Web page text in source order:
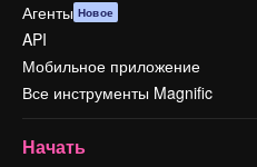
Агенты Новое
API
Мобильное приложение
Все инструменты Magnific
Начать